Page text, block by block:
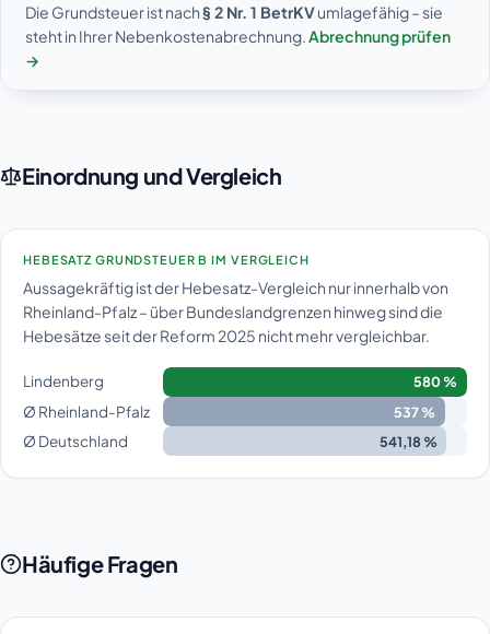
Die Grundsteuer ist nach§ 2 Nr. 1 BetrKVumlagefähig – sie
steht in Ihrer Nebenkostenabrechnung.Abrechnung prüfen
→
Einordnung und Vergleich
HEBESATZ GRUNDSTEUER B IM VERGLEICH
Aussagekräftig ist der Hebesatz-Vergleich nur innerhalb von
Rheinland-Pfalz – über Bundeslandgrenzen hinweg sind die
Hebesätze seit der Reform 2025 nicht mehr vergleichbar.
Lindenberg 580 %
Ø Rheinland-Pfalz 537 %
Ø Deutschland 541,18 %
Häufige Fragen